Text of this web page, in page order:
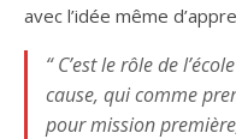
avec l’idée même
“ C’est le rôle de
cause, qui comme
pour mission